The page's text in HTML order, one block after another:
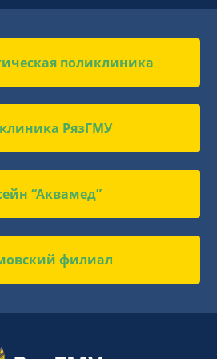
поликлиника
РязГМУ
“Аквамед”
филиал